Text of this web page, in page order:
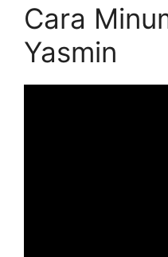
Cara
Yasmin